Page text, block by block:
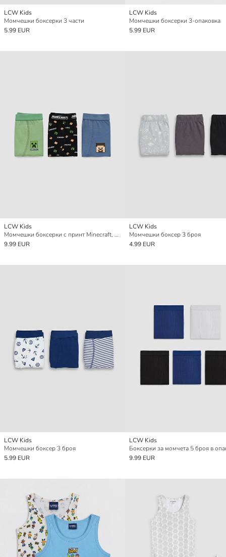
LCW Kids
Момчешки боксерки 3 части
5.99 EUR
LCW Kids
Момчешки боксерки 3-опаковка
5.99 EUR
LCW Kids
Момчешки боксерки с принт Minecraft, комплект от 3 броя
9.99 EUR
LCW Kids
Момчешки боксер 3 броя
4.99 EUR
LCW Kids
Момчешки боксер 3 броя
5.99 EUR
LCW Kids
Боксерки за момчета 5 броя в
9.99 EUR